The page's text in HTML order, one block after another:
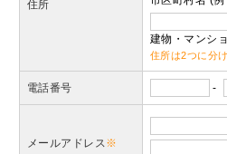
住所
建物・マンシ
住所は2つに分
電話番号 -
メールアドレス※